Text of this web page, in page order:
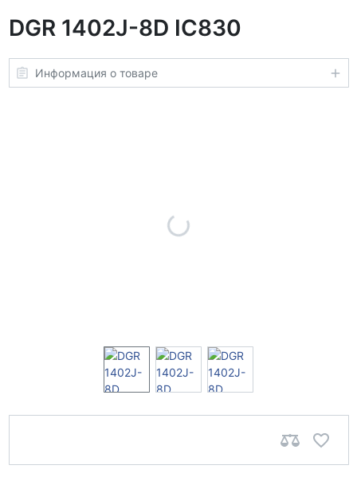
DGR 1402J-8D IC830
Информация о товаре